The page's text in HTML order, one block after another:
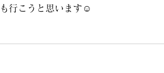
行こうと思います☺